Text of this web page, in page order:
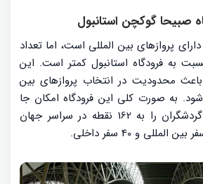
صبیحا گوکچن استانبول
پروازهای بین المللی است، اما تعداد
به فرودگاه استانبول کمتر است. این
محدودیت در انتخاب پروازهای بین
شود. به صورت کلی این فرودگاه امکان جا
به جایی مسافران و گردشگران را به 162 نقطه در سراسر جهان